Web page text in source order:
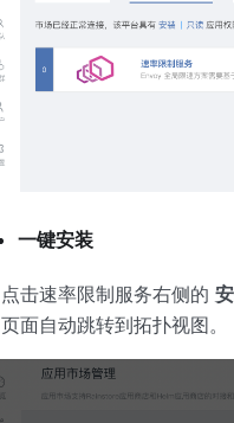
一键安装
点击速率限制服务右侧的
页面自动跳转到拓扑视图。